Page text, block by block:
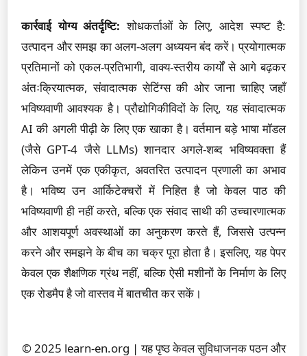
कार्रवाई योग्य अंतर्दृष्टि: शोधकर्ताओं के लिए, आदेश स्पष्ट है:
उत्पादन और समझ का अलग-अलग अध्ययन बंद करें। प्रयोगात्मक
प्रतिमानों को एकल-प्रतिभागी, वाक्य-स्तरीय कार्यों से आगे बढ़कर
अंतःक्रियात्मक, संवादात्मक सेटिंग्स की ओर जाना चाहिए जहाँ
भविष्यवाणी आवश्यक है। प्रौद्योगिकीविदों के लिए, यह संवादात्मक
AI की अगली पीढ़ी के लिए एक खाका है। वर्तमान बड़े भाषा मॉडल
(जैसे GPT-4 जैसे LLMs) शानदार अगले-शब्द भविष्यवक्ता हैं
लेकिन उनमें एक एकीकृत, अवतरित उत्पादन प्रणाली का अभाव
है। भविष्य उन आर्किटेक्चरों में निहित है जो केवल पाठ की
भविष्यवाणी ही नहीं करते, बल्कि एक संवाद साथी की उच्चारणात्मक
और आशयपूर्ण अवस्थाओं का अनुकरण करते हैं, जिससे उत्पन्न
करने और समझने के बीच का चक्र पूरा होता है। इसलिए, यह पेपर
केवल एक शैक्षणिक ग्रंथ नहीं, बल्कि ऐसी मशीनों के निर्माण के लिए
एक रोडमैप है जो वास्तव में बातचीत कर सकें।
© 2025 learn-en.org | यह पृष्ठ केवल सुविधाजनक पठन और